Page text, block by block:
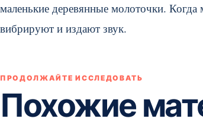
маленькие деревянные молоточки.
вибрируют и издают звук.
ПРОДОЛЖАЙТЕ ИССЛЕДОВАТЬ
Похожие